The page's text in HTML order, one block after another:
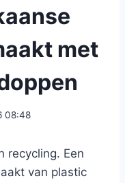
met
08:48
recycling. Een
van plastic